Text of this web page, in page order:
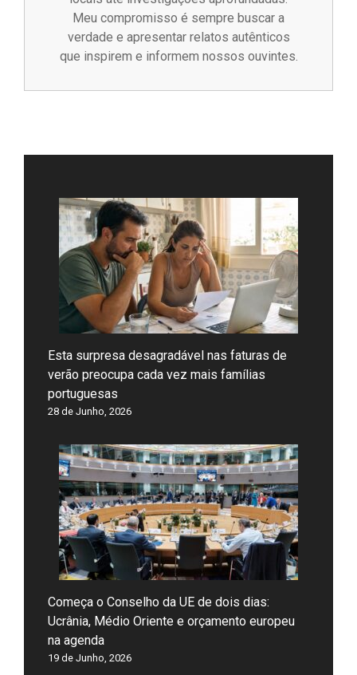
Meu compromisso é sempre buscar a
verdade e apresentar relatos autênticos
que inspirem e informem nossos ouvintes.
Esta surpresa desagradável nas faturas de
verão preocupa cada vez mais famílias
portuguesas
28 de Junho, 2026
Começa o Conselho da UE de dois dias:
Ucrânia, Médio Oriente e orçamento europeu
na agenda
19 de Junho, 2026